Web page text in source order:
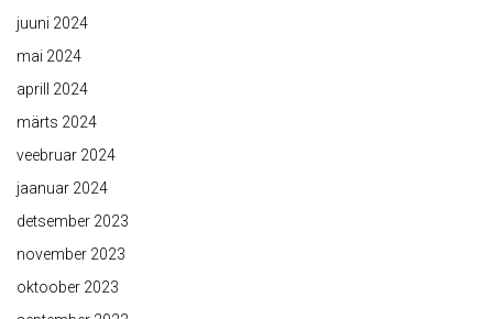
juuni 2024
mai 2024
aprill 2024
märts 2024
veebruar 2024
jaanuar 2024
detsember 2023
november 2023
oktoober 2023